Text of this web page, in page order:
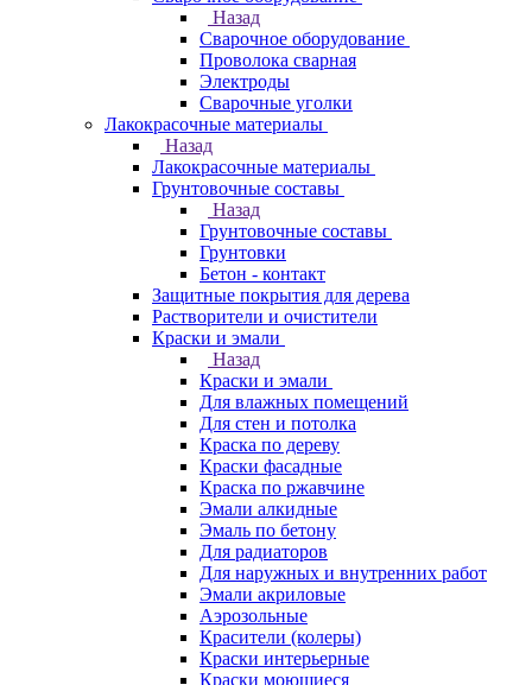
Назад
Сварочное оборудование
Проволока сварная
Электроды
Сварочные уголки
Лакокрасочные материалы
Назад
Лакокрасочные материалы
Грунтовочные составы
Назад
Грунтовочные составы
Грунтовки
Бетон - контакт
Защитные покрытия для дерева
Растворители и очистители
Краски и эмали
Назад
Краски и эмали
Для влажных помещений
Для стен и потолка
Краска по дереву
Краски фасадные
Краска по ржавчине
Эмали алкидные
Эмаль по бетону
Для радиаторов
Для наружных и внутренних работ
Эмали акриловые
Аэрозольные
Красители (колеры)
Краски интерьерные
Краски моющиеся